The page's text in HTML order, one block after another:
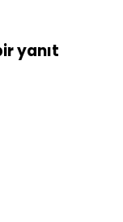
yanıt